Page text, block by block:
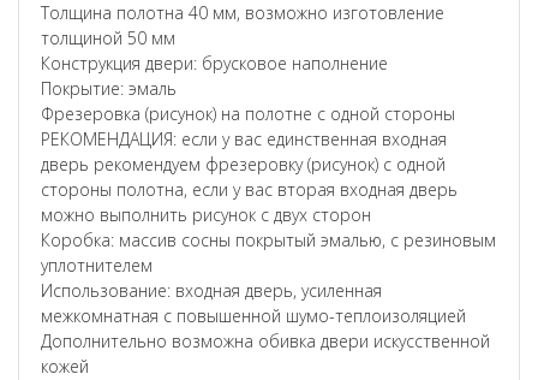
Толщина полотна 40 мм, возможно изготовление
толщиной 50 мм
Конструкция двери: брусковое наполнение
Покрытие: эмаль
Фрезеровка (рисунок) на полотне с одной стороны
РЕКОМЕНДАЦИЯ: если у вас единственная входная
дверь рекомендуем фрезеровку (рисунок) с одной
стороны полотна, если у вас вторая входная дверь
можно выполнить рисунок с двух сторон
Коробка: массив сосны покрытый эмалью, с резиновым
уплотнителем
Использование: входная дверь, усиленная
межкомнатная с повышенной шумо-теплоизоляцией
Дополнительно возможна обивка двери искусственной
кожей